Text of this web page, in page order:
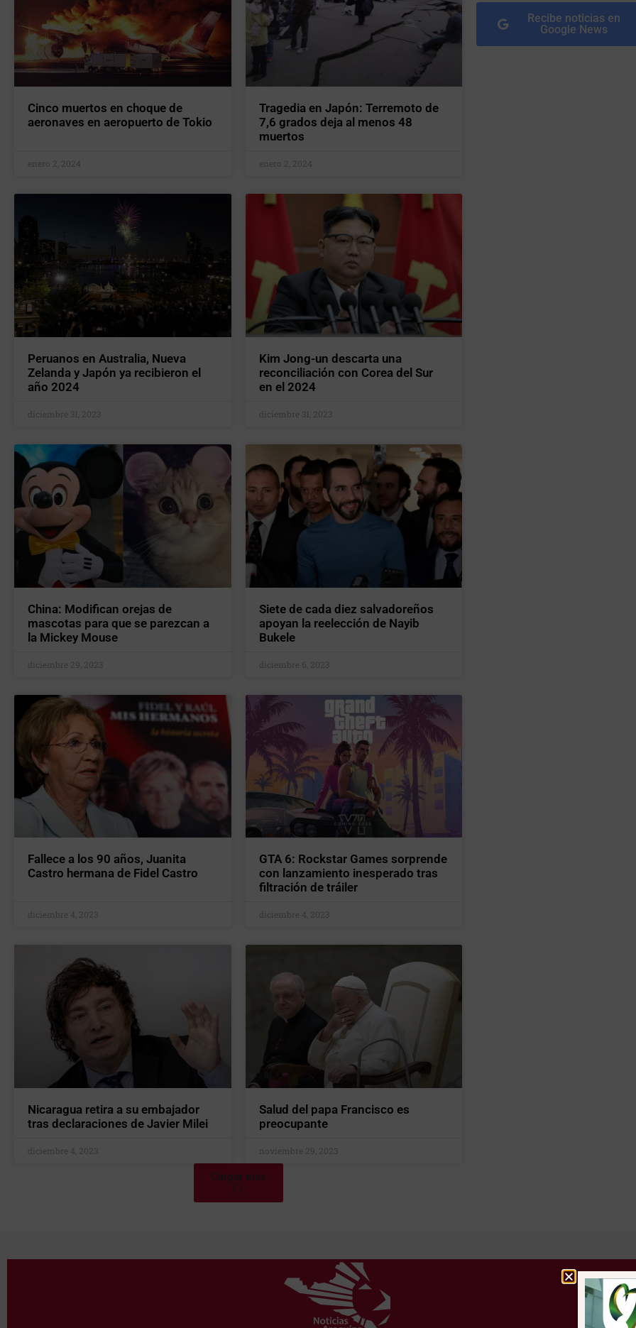
Cinco muertos en choque de
aeronaves en aeropuerto de Tokio
enero 2, 2024
Tragedia en Japón: Terremoto de
7,6 grados deja al menos 48
muertos
enero 2, 2024
Peruanos en Australia, Nueva
Zelanda y Japón ya recibieron el
año 2024
diciembre 31, 2023
Kim Jong-un descarta una
reconciliación con Corea del Sur
en el 2024
diciembre 31, 2023
China: Modifican orejas de
mascotas para que se parezcan a
la Mickey Mouse
diciembre 29, 2023
Siete de cada diez salvadoreños
apoyan la reelección de Nayib
Bukele
diciembre 6, 2023
Fallece a los 90 años, Juanita
Castro hermana de Fidel Castro
diciembre 4, 2023
GTA 6: Rockstar Games sorprende
con lanzamiento inesperado tras
filtración de tráiler
diciembre 4, 2023
Nicaragua retira a su embajador
tras declaraciones de Javier Milei
diciembre 4, 2023
Salud del papa Francisco es
preocupante
noviembre 29, 2023
Cargar más
Recibe noticias en
Google News